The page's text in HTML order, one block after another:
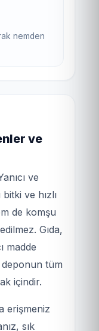
nemden
ve
ve
bitki ve hızlı
de komşu
Gıda,
madde
deponun tüm
içindir.
erişmeniz
sık